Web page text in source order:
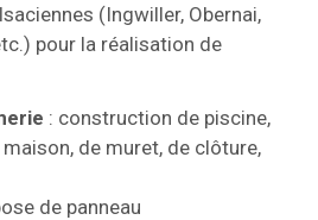
(Ingwiller, Obernai,
pour la réalisation de
: construction de piscine,
maison, de muret, de clôture,
de panneau